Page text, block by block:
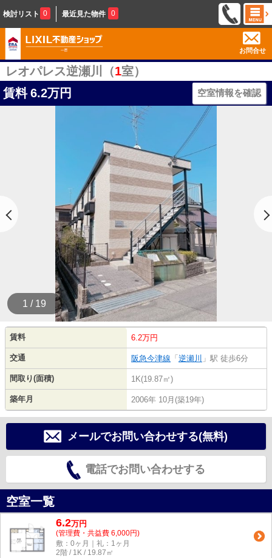
検討リスト 0 最近見た物件 0
お問合せ
レオパレス逆瀬川（1室）
賃料 6.2万円 空室情報を確認
1 / 19
賃料 6.2万円
交通 阪急今津線 「 逆瀬川 」駅 徒歩6分
間取り(面積) 1K(19.87㎡)
築年月 2006年 10月(築19年)
メールでお問い合わせする(無料)
電話でお問い合わせする
空室一覧
6.2万円
(管理費・共益費 6,000円)
敷：0ヶ月｜礼：1ヶ月
2階 / 1K / 19.87㎡